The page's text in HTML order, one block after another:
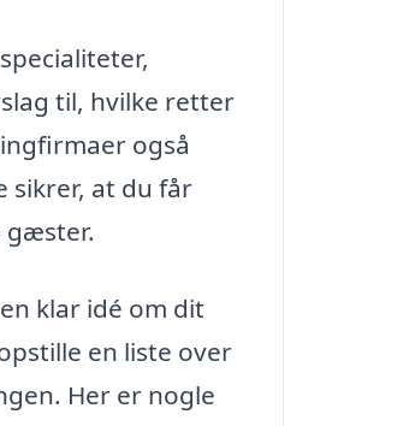
til, hvilke retter
også
sikrer, at du får
gæster.
klar idé om dit
en liste over
Her er nogle